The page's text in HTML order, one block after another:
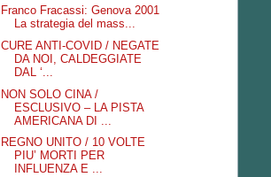
Franco Fracassi: Genova 2001
La strategia del mass...
CURE ANTI-COVID / NEGATE
DA NOI, CALDEGGIATE
DAL ‘...
NON SOLO CINA /
ESCLUSIVO – LA PISTA
AMERICANA DI ...
REGNO UNITO / 10 VOLTE
PIU’ MORTI PER
INFLUENZA E ...